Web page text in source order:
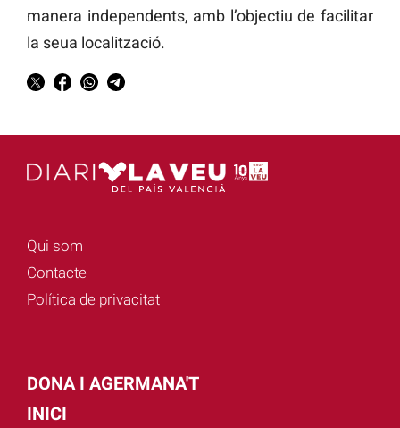
manera independents, amb l’objectiu de facilitar
la seua localització.
Qui som
Contacte
Política de privacitat
DONA I AGERMANA'T
INICI